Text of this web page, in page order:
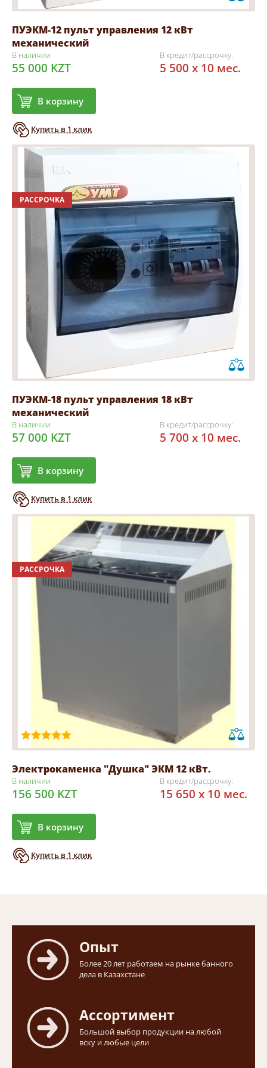
ПУЭКМ-12 пульт управления 12 кВт
механический
В наличии
55 000 KZT
В корзину
Купить в 1 клик
В кредит/рассрочку:
5 500 x 10 мес.
РАССРОЧКА
ПУЭКМ-18 пульт управления 18 кВт
механический
В наличии
57 000 KZT
В корзину
Купить в 1 клик
В кредит/рассрочку:
5 700 x 10 мес.
РАССРОЧКА
Электрокаменка "Душка" ЭКМ 12 кВт.
В наличии
156 500 KZT
В корзину
Купить в 1 клик
В кредит/рассрочку:
15 650 x 10 мес.
Опыт
Более 20 лет работаем на рынке банного
дела в Казахстане
Ассортимент
Большой выбор продукции на любой
вску и любые цели